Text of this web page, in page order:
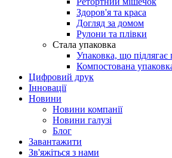
Здоров'я та краса
Догляд за домом
Рулони та плівки
Стала упаковка
Упаковка, що підлягає
Компостована
Цифровий друк
Інновації
Новини
Новини компанії
Новини галузі
Блог
Завантажити
Зв'яжіться з нами